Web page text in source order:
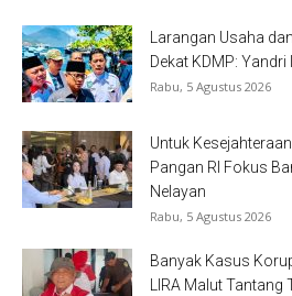
Larangan Usaha
Dekat KDMP: Yandri
Rabu, 5 Agustus 2026
Untuk
Pangan RI Fokus
Nelayan
Rabu, 5 Agustus 2026
Banyak Kasus
LIRA Malut Tantang